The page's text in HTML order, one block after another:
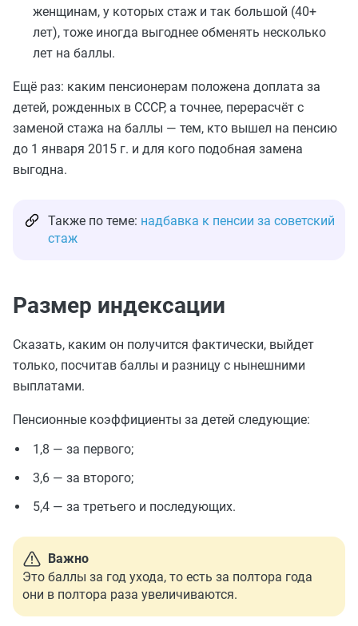
женщинам, у которых стаж и так большой (40+
лет), тоже иногда выгоднее обменять несколько
лет на баллы.
Ещё раз: каким пенсионерам положена доплата за
детей, рожденных в СССР, а точнее, перерасчёт с
заменой стажа на баллы — тем, кто вышел на пенсию
до 1 января 2015 г. и для кого подобная замена
выгодна.
Также по теме: надбавка к пенсии за советский
стаж
Размер индексации
Сказать, каким он получится фактически, выйдет
только, посчитав баллы и разницу с нынешними
выплатами.
Пенсионные коэффициенты за детей следующие:
1,8 — за первого;
3,6 — за второго;
5,4 — за третьего и последующих.
Важно
Это баллы за год ухода, то есть за полтора года
они в полтора раза увеличиваются.